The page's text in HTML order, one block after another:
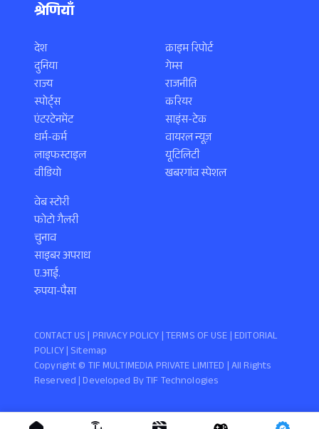
श्रेणियाँ
देश
दुनिया
राज्य
स्पोर्ट्स
एंटरटेनमेंट
धर्म-कर्म
लाइफस्टाइल
वीडियो
क्राइम रिपोर्ट
गेम्स
राजनीति
करियर
साइंस-टेक
वायरल न्यूज़
यूटिलिटी
खबरगांव स्पेशल
वेब स्टोरी
फोटो गैलरी
चुनाव
साइबर अपराध
ए.आई.
रुपया-पैसा
Copyright ©️ TIF MULTIMEDIA PRIVATE LIMITED | All Rights
Reserved | Developed ByTIF Technologies
CONTACT US | PRIVACY POLICY |TERMS OF USE | EDITORIAL
POLICY| Sitemap